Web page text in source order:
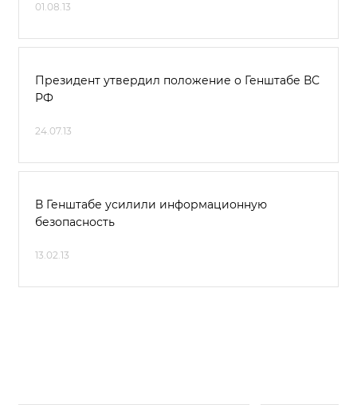
01.08.13
Президент утвердил положение о Генштабе ВС
РФ
24.07.13
В Генштабе усилили информационную
безопасность
13.02.13